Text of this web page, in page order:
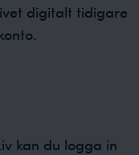
digitalt tidigare
kan du logga in